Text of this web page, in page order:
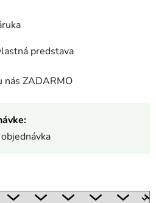
predstava
nás ZADARMO